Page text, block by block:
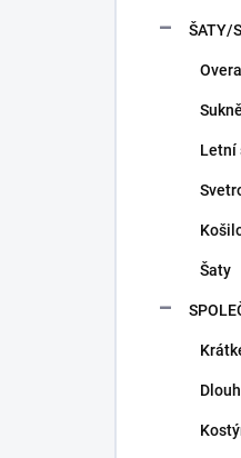
ŠATY/
Sukně
Letní
Šaty